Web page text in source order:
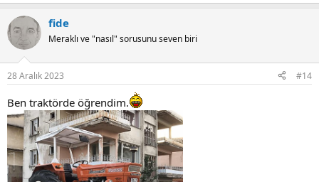
fide
Meraklı ve "nasıl" sorusunu seven biri
28 Aralık 2023 #14
Ben traktörde öğrendim.